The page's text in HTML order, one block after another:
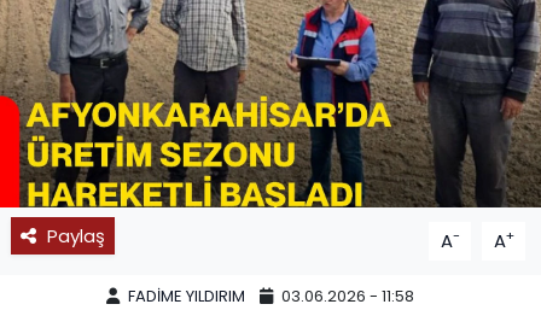
Paylaş A- A+
FADİME YILDIRIM 03.06.2026 - 11:58
SPOR
11:11 MANŞET